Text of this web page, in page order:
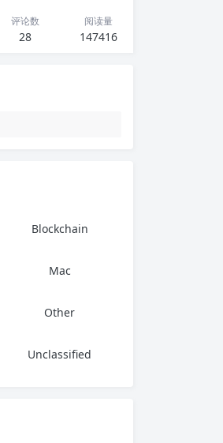
评论数
28
阅读量
147416
Blockchain
Mac
Other
Unclassified